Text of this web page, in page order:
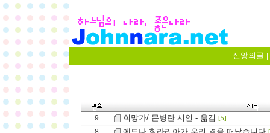
신앙의글
9 희망가/ 문병란 시인 - 옮김 [5]